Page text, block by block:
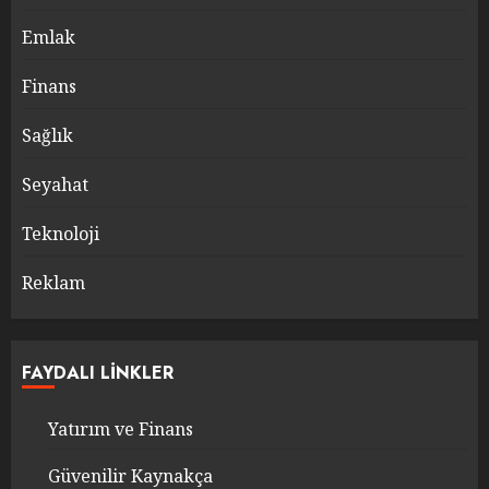
Emlak
Finans
Sağlık
Seyahat
Teknoloji
Reklam
FAYDALI LINKLER
Yatırım ve Finans
Güvenilir Kaynakça